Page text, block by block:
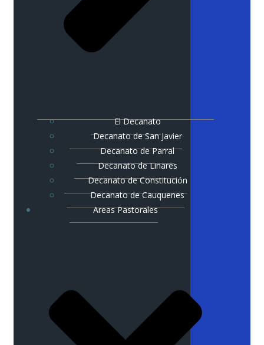
El Decanato
Decanato de San Javier
Decanato de Parral
Decanato de Linares
Decanato de Constitución
Decanato de Cauquenes
Areas Pastorales